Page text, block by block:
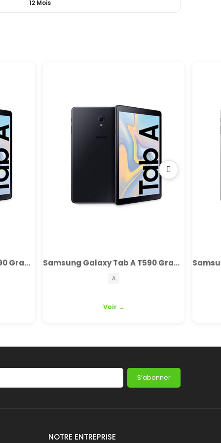
12 Mois
Samsung Galaxy Tab A T590 Grade B+ Samsung Galaxy Tab A T590 Grade A
A
Voir →
S’abonner
NOTRE ENTREPRISE